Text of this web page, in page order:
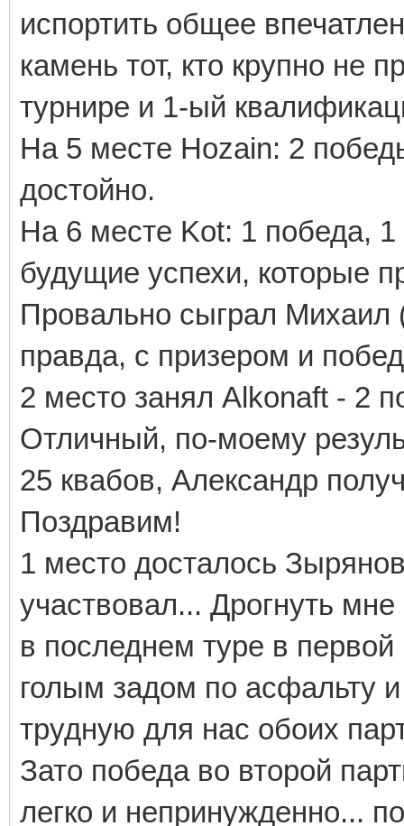
испортить общее
камень тот, кто крупно не
турнире и 1-ый
На 5 месте Hozain: 2
достойно.
На 6 месте Kot: 1 победа,
будущие успехи, которые
Провально сыграл Михаил
правда, с призером и
2 место занял Alkonaft - 2
Отличный, по-моему
25 квабов, Александр
Поздравим!
1 место досталось
участвовал... Дрогнуть
в последнем туре в
голым задом по асфальту
трудную для нас обоих
Зато победа во второй
легко и непринужденно...